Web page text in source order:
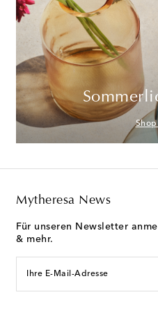
Mytheresa News
Für unseren Newsletter
& mehr.
Ihre E-Mail-Adresse